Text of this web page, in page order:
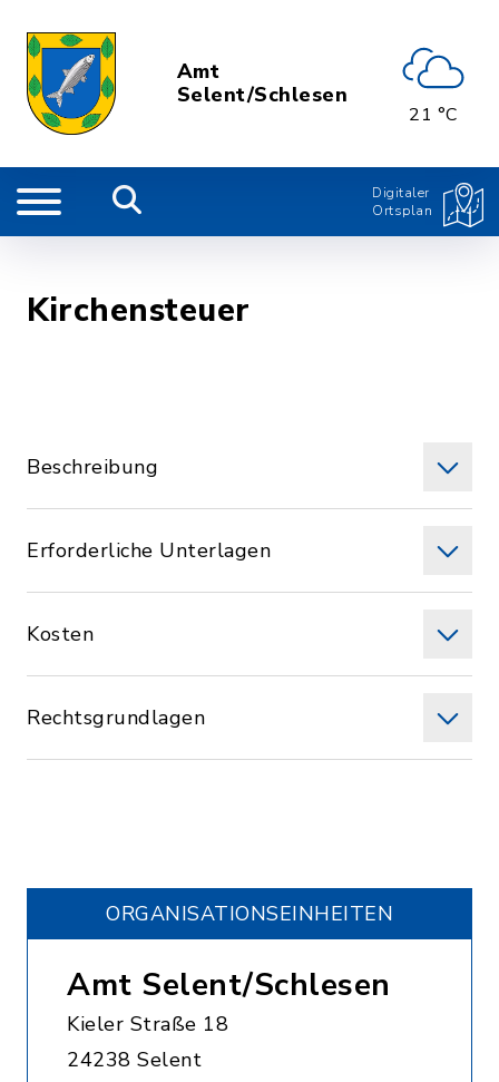
Amt
Selent/Schlesen
21 °C
Digitaler
Ortsplan
Kirchensteuer
Beschreibung
Erforderliche Unterlagen
Kosten
Rechtsgrundlagen
ORGANISATIONS­EINHEITEN
Amt Selent/Schlesen
Kieler Straße 18
24238 Selent